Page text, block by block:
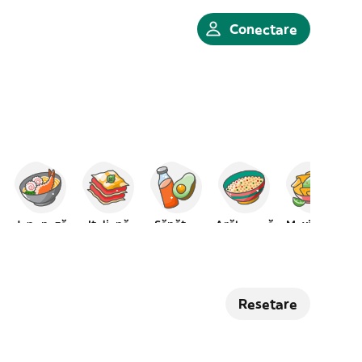
Conectare
Japoneză Italiană Sănătos Arăbească Mexicană
Resetare